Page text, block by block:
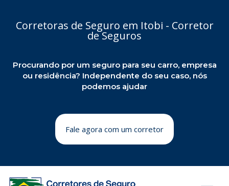
Corretoras de Seguro em Itobi - Corretor
de Seguros
Procurando por um seguro para seu carro, empresa
ou residência? Independente do seu caso, nós
podemos ajudar
Fale agora com um corretor